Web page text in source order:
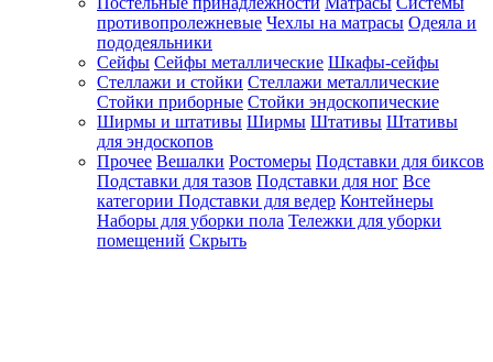
противопролежневые Чехлы на матрасы Одеяла и
пододеяльники
Сейфы Сейфы металлические Шкафы-сейфы
Стеллажи и стойки Стеллажи металлические
Стойки приборные Стойки эндоскопические
Ширмы и штативы Ширмы Штативы Штативы
для эндоскопов
Прочее Вешалки Ростомеры Подставки для биксов
Подставки для тазов Подставки для ног Все
категории Подставки для ведер Контейнеры
Наборы для уборки пола Тележки для уборки
помещений Скрыть